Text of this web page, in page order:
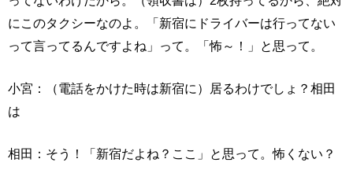
にこのタクシーなのよ。「新宿にドライバーは行ってない
って言ってるんですよね」って。「怖～！」と思って。
小宮：（電話をかけた時は新宿に）居るわけでしょ？相田
は
相田：そう！「新宿だよね？ここ」と思って。怖くない？